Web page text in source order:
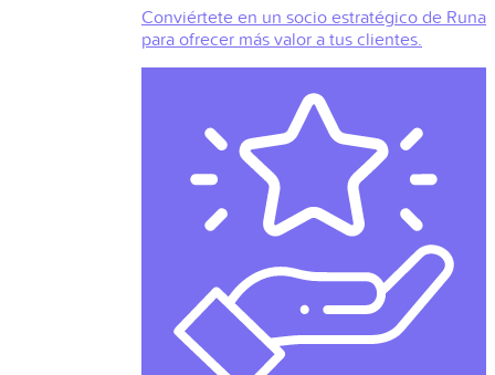
Conviértete en un socio estratégico de Runa
para ofrecer más valor a tus clientes.